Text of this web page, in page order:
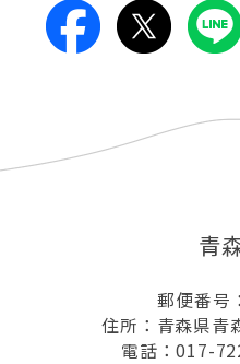
青
郵便番号
住所：青森県青
電話：017-